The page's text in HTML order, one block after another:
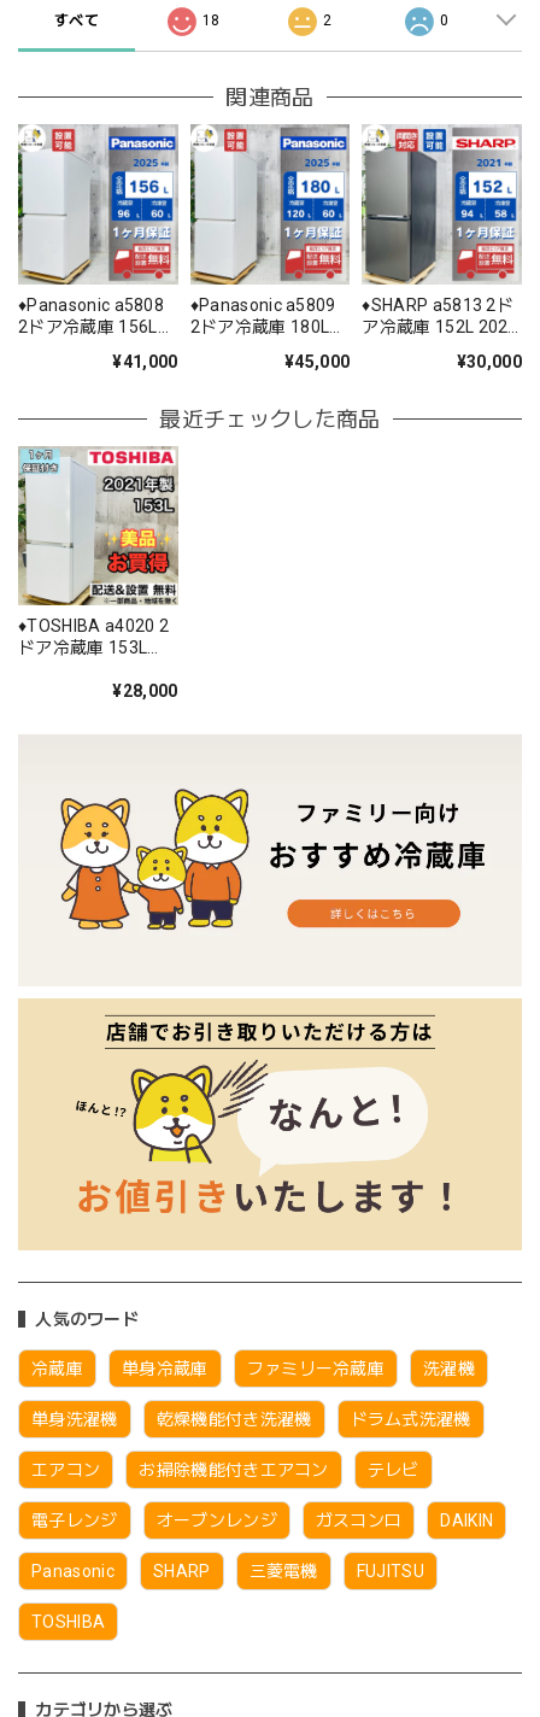
人気のワード
冷蔵庫 単身冷蔵庫 ファミリー冷蔵庫 洗濯機
単身洗濯機 乾燥機能付き洗濯機 ドラム式洗濯機
エアコン お掃除機能付きエアコン テレビ
電子レンジ オーブンレンジ ガスコンロ DAIKIN
Panasonic SHARP 三菱電機 FUJITSU
TOSHIBA
カテゴリから選ぶ
すべて 18 2 0
関連商品
♦️Panasonic a5808
2ドア冷蔵庫 156L
¥41,000
♦️Panasonic a5809
2ドア冷蔵庫 180L
¥45,000
♦️SHARP a5813 2ド
ア冷蔵庫 152L 2021
¥30,000
最近チェックした商品
♦️TOSHIBA a4020 2
ドア冷蔵庫 153L
¥28,000